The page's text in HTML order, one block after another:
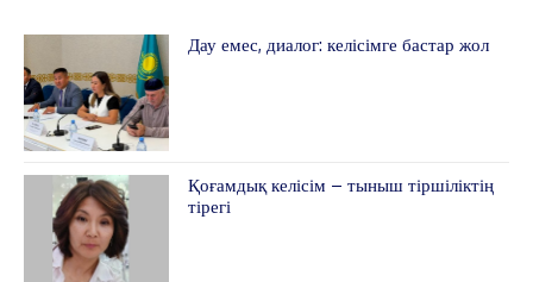
АРНАЙЫ ЖОБА
ӘЛЕУМЕТ
ҚҰҚЫҚ
ШЕЖІРЕ
ТЫЛСЫМ
ФОТО ДӘЙЕК
Дау емес, диалог: келісімге бастар жол
Қоғамдық келісім – тыныш тіршіліктің
тірегі